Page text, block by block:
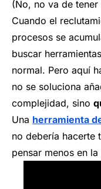
(No, no va de tener
Cuando el
procesos se
buscar
normal. Pero aquí
no se soluciona
complejidad, sino
Una herramienta
no debería hacerte
pensar menos en